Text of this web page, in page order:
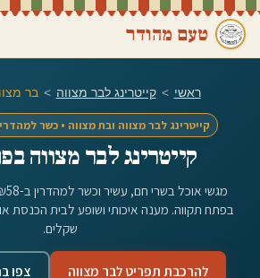
טעם מהודר
ראשי > קייטרינג לבר מצווה > בר
קייטרינג לבר מצווה ובת מצווה • כשר
קייטרינג לבר מצווה ב
בפתח תקווה. מענה איכותי ושופע לבית הכנסת
שקלים.
להרכבת תפריט לבר מצווה צפו